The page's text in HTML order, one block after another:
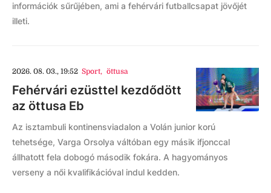
információk sűrűjében, ami a fehérvári futballcsapat jövőjét
illeti.
2026. 08. 03., 19:52 Sport, öttusa
Fehérvári ezüsttel kezdődött
az öttusa Eb
Az isztambuli kontinensviadalon a Volán junior korú
tehetsége, Varga Orsolya váltóban egy másik ifjonccal
állhatott fela dobogó második fokára. A hagyományos
verseny a női kvalifikációval indul kedden.